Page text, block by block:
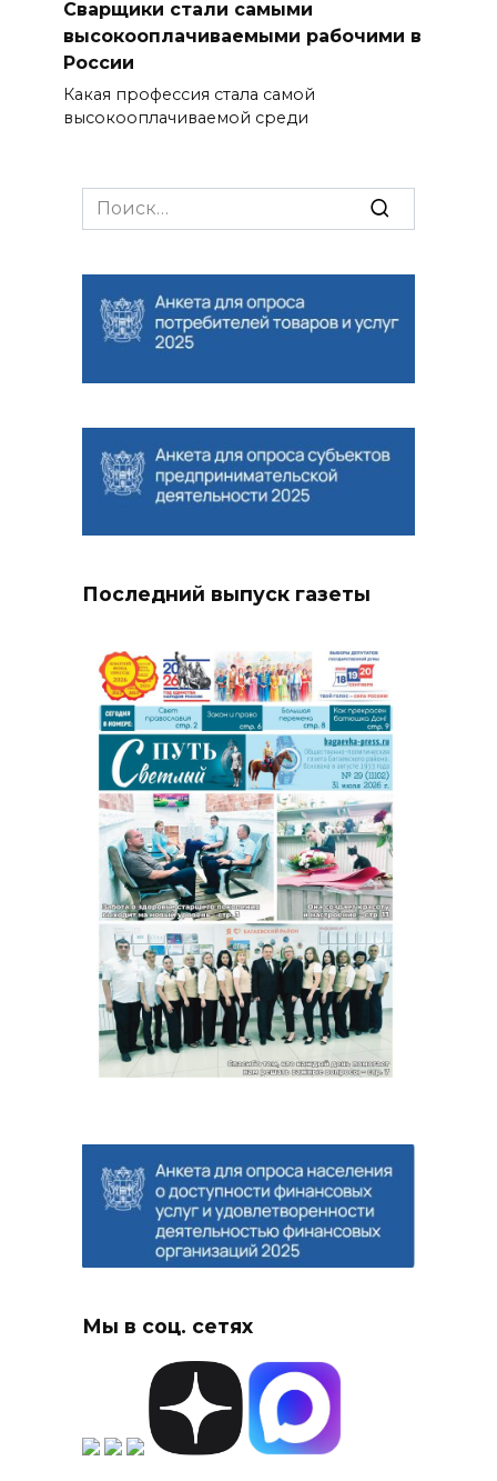
Сварщики стали самыми
высокооплачиваемыми рабочими в
России
Какая профессия стала самой
высокооплачиваемой среди
Search
for:
Последний выпуск газеты
Мы в соц. сетях